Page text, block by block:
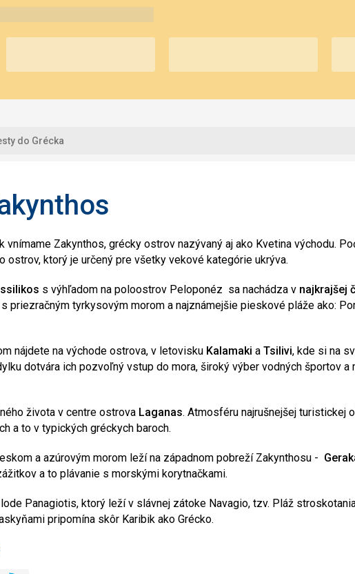
do Grécka
vnímame Zakynthos, grécky ostrov nazývaný aj ako Kvetina východu.
ktorý je určený pre všetky vekové kategórie ukrýva.
s výhľadom na poloostrov Peloponéz sa nachádza v najkrajšej
priezračným tyrkysovým morom a najznámejšie pieskové pláže ako:
nájdete na východe ostrova, v letovisku Kalamaki a Tsilivi, kde si na
dotvára ich pozvoľný vstup do mora, široký výber vodných športov a
života v centre ostrova Laganas. Atmosféru najrušnejšej turistickej
a to v typických gréckych baroch.
a azúrovým morom leží na západnom pobreží Zakynthosu -
a to plávanie s morskými korytnačkami.
Panagiotis, ktorý leží v slávnej zátoke Navagio, tzv. Pláž
pripomína skôr Karibik ako Grécko.